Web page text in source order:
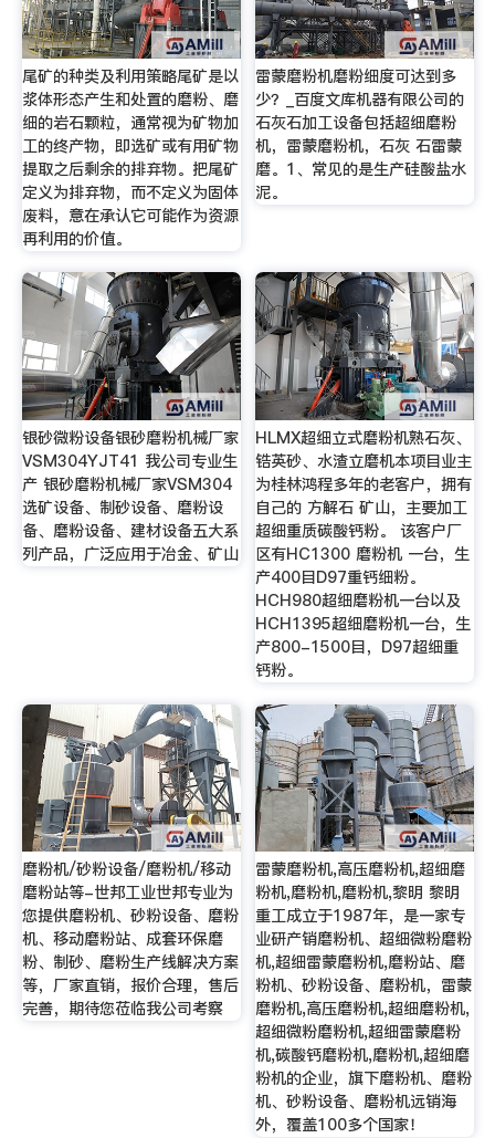
尾矿的种类及利用策略尾矿是以
浆体形态产生和处置的磨粉、磨
细的岩石颗粒，通常视为矿物加
工的终产物，即选矿或有用矿物
提取之后剩余的排弃物。把尾矿
定义为排弃物，而不定义为固体
废料，意在承认它可能作为资源
再利用的价值。
雷蒙磨粉机磨粉细度可达到多
少？_百度文库机器有限公司的
石灰石加工设备包括超细磨粉
机，雷蒙磨粉机，石灰 石雷蒙
磨。1、常见的是生产硅酸盐水
泥。
银砂微粉设备银砂磨粉机械厂家
VSM304YJT41 我公司专业生
产 银砂磨粉机械厂家VSM304
选矿设备、制砂设备、磨粉设
备、磨粉设备、建材设备五大系
列产品，广泛应用于冶金、矿山
HLMX超细立式磨粉机熟石灰、
锆英砂、水渣立磨机本项目业主
为桂林鸿程多年的老客户，拥有
自己的 方解石 矿山，主要加工
超细重质碳酸钙粉。 该客户厂
区有HC1300 磨粉机 一台，生
产400目D97重钙细粉。
HCH980超细磨粉机一台以及
HCH1395超细磨粉机一台，生
产800-1500目，D97超细重
钙粉。
磨粉机/砂粉设备/磨粉机/移动
磨粉站等-世邦工业世邦专业为
您提供磨粉机、砂粉设备、磨粉
机、移动磨粉站、成套环保磨
粉、制砂、磨粉生产线解决方案
等，厂家直销，报价合理，售后
完善，期待您莅临我公司考察
雷蒙磨粉机,高压磨粉机,超细磨
粉机,磨粉机,磨粉机,黎明 黎明
重工成立于1987年，是一家专
业研产销磨粉机、超细微粉磨粉
机,超细雷蒙磨粉机,磨粉站、磨
粉机、砂粉设备、磨粉机，雷蒙
磨粉机,高压磨粉机,超细磨粉机,
超细微粉磨粉机,超细雷蒙磨粉
机,碳酸钙磨粉机,磨粉机,超细磨
粉机的企业，旗下磨粉机、磨粉
机、砂粉设备、磨粉机远销海
外，覆盖100多个国家！